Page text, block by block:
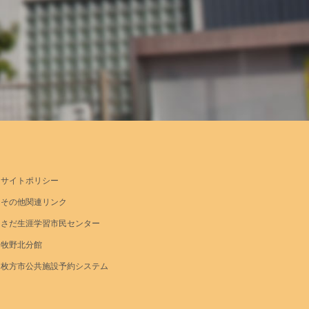
サイトポリシー
その他関連リンク
さだ生涯学習市民センター
牧野北分館
枚方市公共施設予約システム